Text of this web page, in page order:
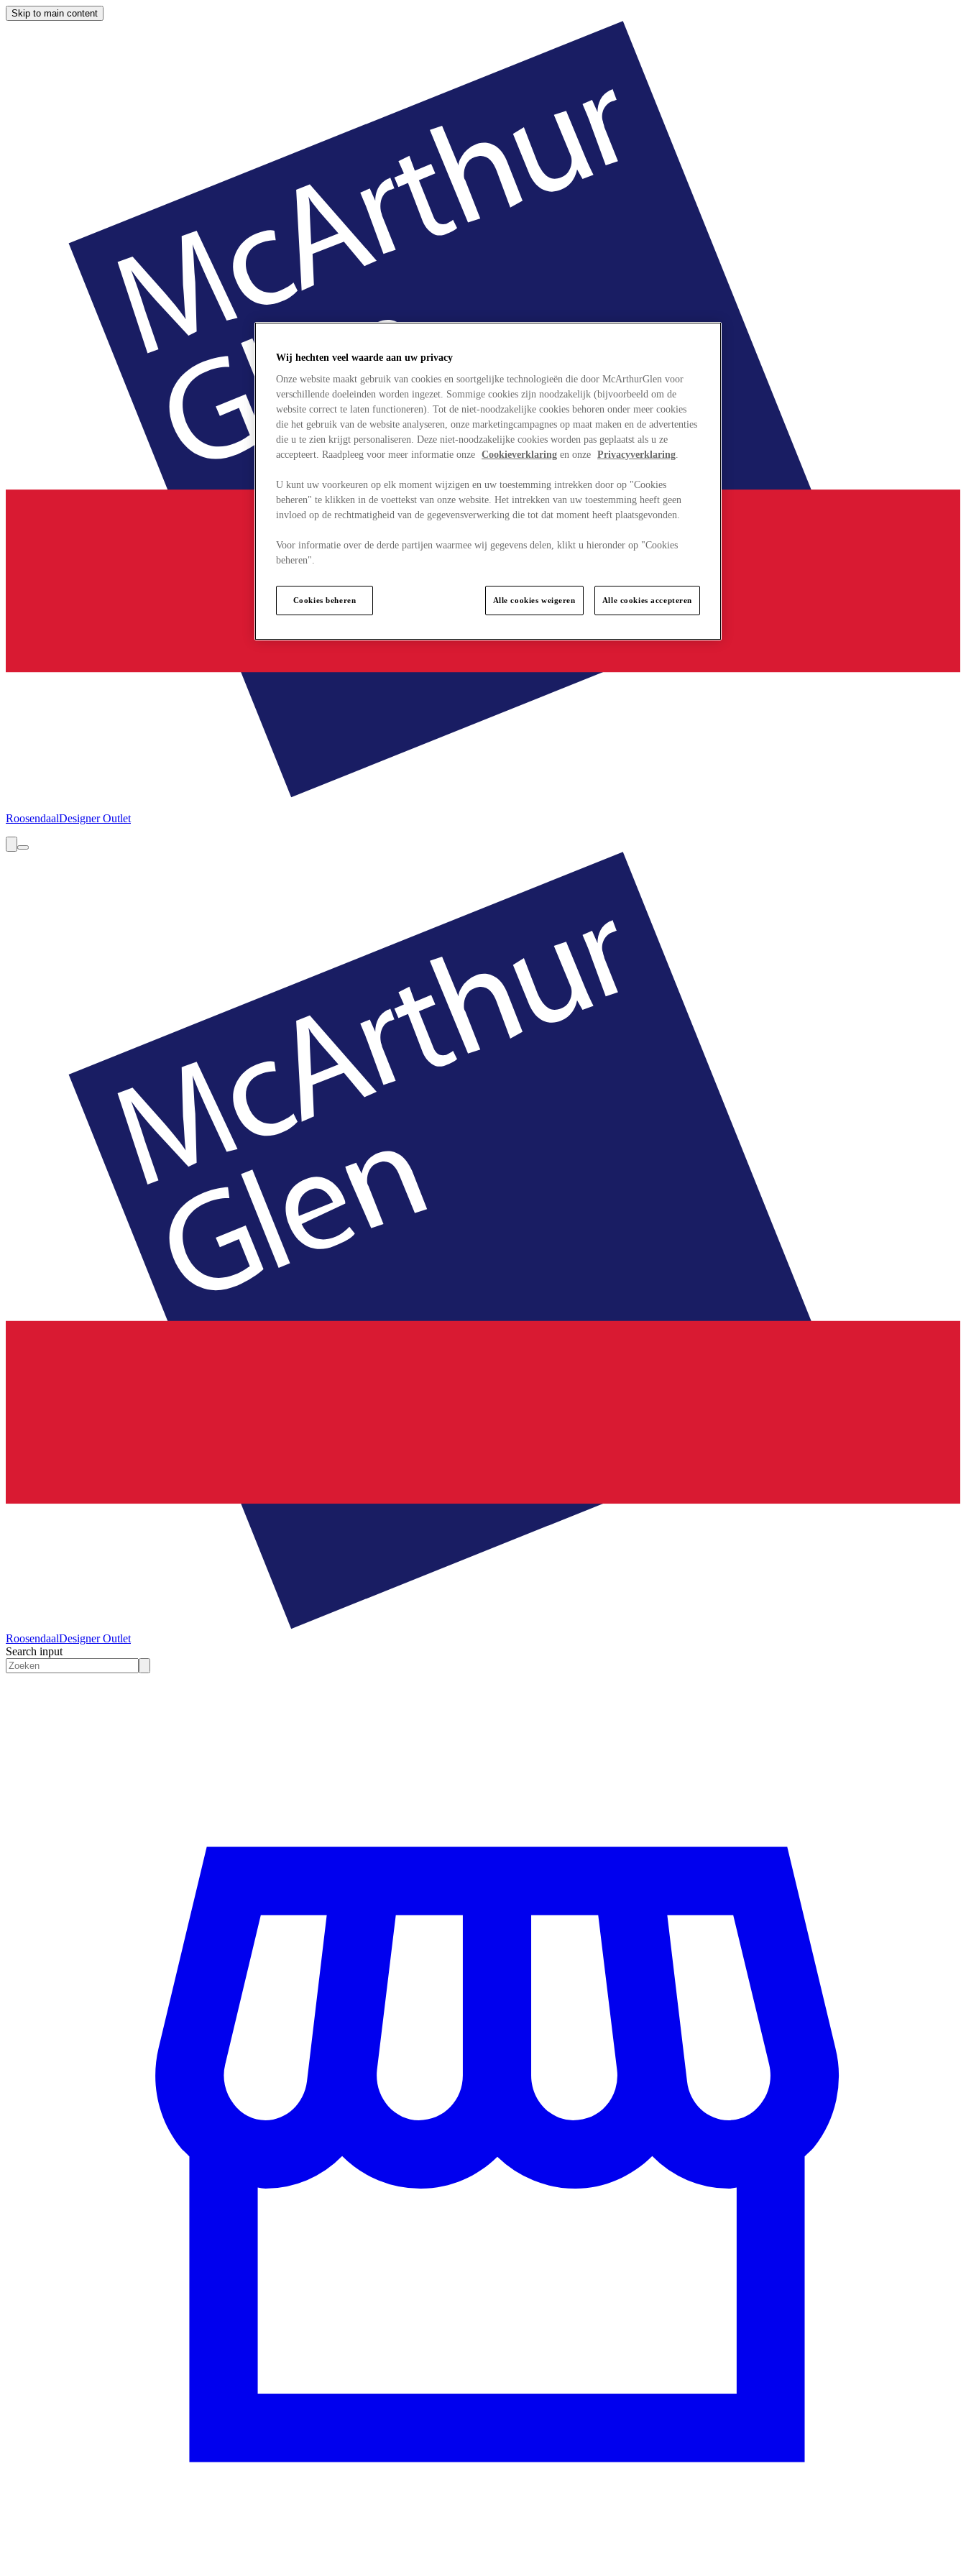
Skip to main content
RoosendaalDesigner Outlet
RoosendaalDesigner Outlet
Search input
Wij hechten veel waarde aan uw privacy
Onze website maakt gebruik van cookies en soortgelijke technologieën die door McArthurGlen voor
verschillende doeleinden worden ingezet. Sommige cookies zijn noodzakelijk (bijvoorbeeld om de
website correct te laten functioneren). Tot de niet-noodzakelijke cookies behoren onder meer cookies
die het gebruik van de website analyseren, onze marketingcampagnes op maat maken en de advertenties
die u te zien krijgt personaliseren. Deze niet-noodzakelijke cookies worden pas geplaatst als u ze
accepteert. Raadpleeg voor meer informatie onze Cookieverklaring en onze Privacyverklaring.
U kunt uw voorkeuren op elk moment wijzigen en uw toestemming intrekken door op "Cookies
beheren" te klikken in de voettekst van onze website. Het intrekken van uw toestemming heeft geen
invloed op de rechtmatigheid van de gegevensverwerking die tot dat moment heeft plaatsgevonden.
Voor informatie over de derde partijen waarmee wij gegevens delen, klikt u hieronder op "Cookies
beheren".
Cookies beheren Alle cookies weigeren Alle cookies accepteren